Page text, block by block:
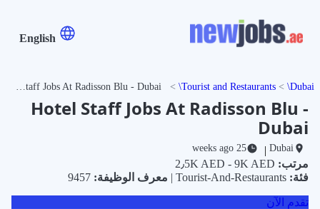
English
Dubai
Tourist and Restaurants
Hotel Staff Jobs At Radisson Blu -
Dubai
Dubai
|
25 weeks ago
مرتب:
فئة:
معرف الوظيفة:
تقدم الآن